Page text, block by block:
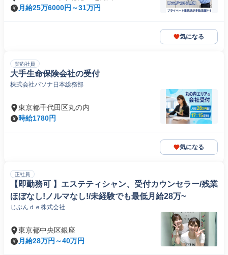
月給25万6000円～31万円
気になる
契約社員
大手生命保険会社の受付
株式会社パソナ日本総務部
東京都千代田区丸の内
時給1780円
気になる
正社員
【即勤務可 】エステティシャン、受付カウンセラー/残業
ほぼなし!ノルマなし!/未経験でも最低月給28万~
じぶんｄｅ株式会社
東京都中央区銀座
月給28万円～40万円